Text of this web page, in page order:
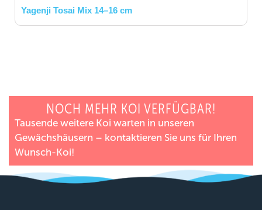
Yagenji Tosai Mix 14–16 cm
NOCH MEHR KOI VERFÜGBAR!
Tausende weitere Koi warten in unseren
Gewächshäusern – kontaktieren Sie uns für Ihren
Wunsch-Koi!